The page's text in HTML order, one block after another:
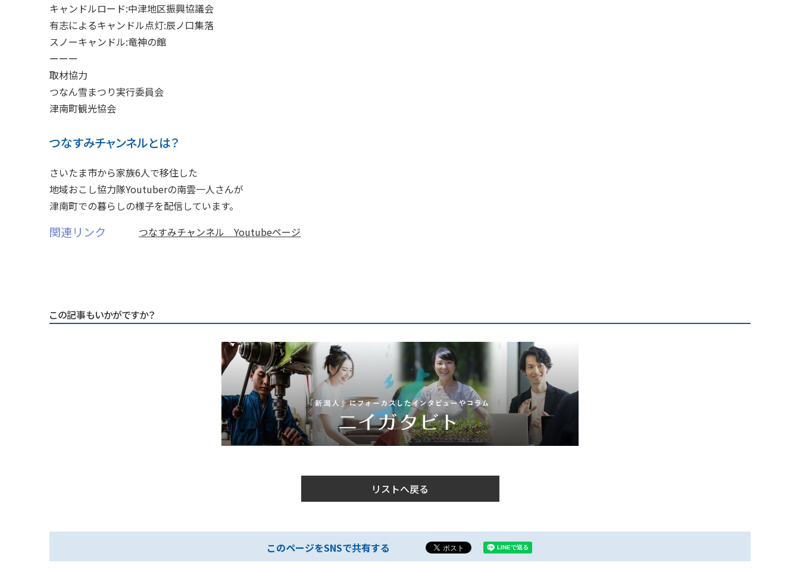
キャンドルロード:中津地区振興協議会
有志によるキャンドル点灯:辰ノ口集落
スノーキャンドル:竜神の館
ーーー
取材協力
つなん雪まつり実行委員会
津南町観光協会
つなすみチャンネルとは？
さいたま市から家族6人で移住した
地域おこし協力隊Youtuberの南雲一人さんが
津南町での暮らしの様子を配信しています。
関連リンク つなすみチャンネル Youtubeページ
この記事もいかがですか？
リストへ戻る
このページをSNSで共有する